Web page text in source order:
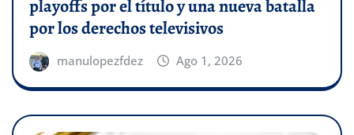
playoffs por el título y una nueva batalla
por los derechos televisivos
manulopezfdez Ago 1, 2026